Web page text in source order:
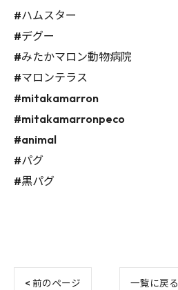
#ハムスター
#デグー
#みたかマロン動物病院
#マロンテラス
#mitakamarron
#mitakamarronpeco
#animal
#パグ
#黒パグ
< 前のページ 一覧に戻る